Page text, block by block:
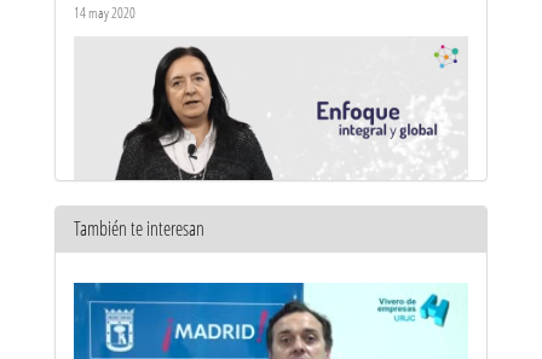
14 may 2020
20 mar 2020
También te interesan